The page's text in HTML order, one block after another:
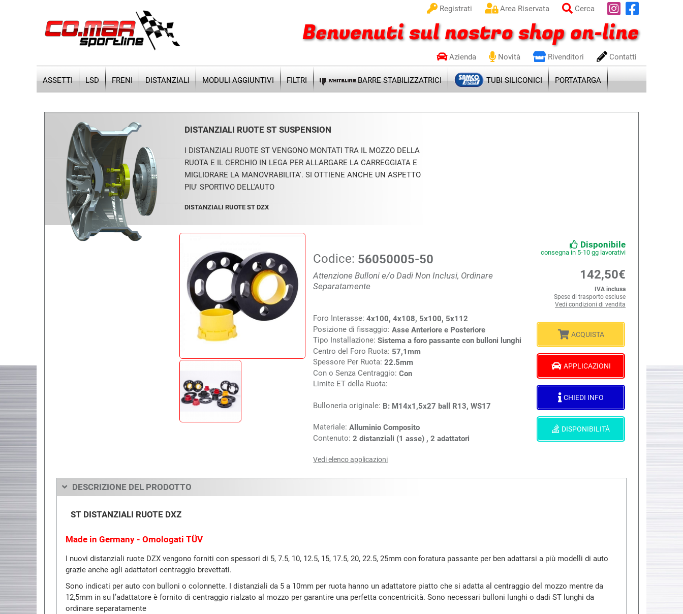
Registrati Area Riservata Cerca
Benvenuti sul nostro shop on-line
Azienda Novità Rivenditori Contatti
ASSETTI LSD FRENI DISTANZIALI MODULI AGGIUNTIVI FILTRI BARRE STABILIZZATRICI TUBI SILICONICI PORTATARGA
DISTANZIALI RUOTE ST SUSPENSION
I DISTANZIALI RUOTE ST VENGONO MONTATI TRA IL MOZZO DELLA
RUOTA E IL CERCHIO IN LEGA PER ALLARGARE LA CARREGGIATA E
MIGLIORARE LA MANOVRABILITA'. SI OTTIENE ANCHE UN ASPETTO
PIU' SPORTIVO DELL'AUTO
DISTANZIALI RUOTE ST DZX
Codice: 56050005-50
Attenzione Bulloni e/o Dadi Non Inclusi, Ordinare
Separatamente
Foro Interasse:4x100, 4x108, 5x100, 5x112
Posizione di fissaggio:Asse Anteriore e Posteriore
Tipo Installazione:Sistema a foro passante con bulloni lunghi
Centro del Foro Ruota: 57,1mm
Spessore Per Ruota:22.5mm
Con o Senza Centraggio:Con
Limite ET della Ruota:
Bulloneria originale: B: M14x1,5x27 ball R13, WS17
Materiale:Alluminio Composito
Contenuto:2 distanziali (1 asse) , 2 adattatori
Vedi elenco applicazioni
Disponibile
consegna in 5-10 gg lavorativi
142,50€
IVA inclusa
Spese di trasporto escluse
Vedi condizioni di vendita
ACQUISTA
APPLICAZIONI
CHIEDI INFO
DISPONIBILITÀ
DESCRIZIONE DEL PRODOTTO
ST DISTANZIALI RUOTE DXZ
Made in Germany - Omologati TÜV
I nuovi distanziali ruote DZX vengono forniti con spessori di 5, 7.5, 10, 12.5, 15, 17.5, 20, 22.5, 25mm con foratura passante per ben adattarsi a più modelli di auto
grazie anche agli adattatori centraggio brevettati.
Sono indicati per auto con bulloni o colonnette. I distanziali da 5 a 10mm per ruota hanno un adattatore piatto che si adatta al centraggio del mozzo mentre da
12,5mm in su l’adattatore è fornito di centraggio rialzato al mozzo per garantire una perfetta concentricità. Sono necessari bulloni lunghi o dadi ST lunghi da
ordinare separatamente